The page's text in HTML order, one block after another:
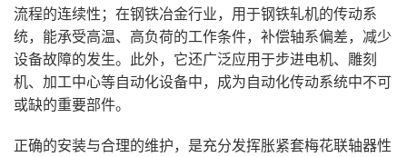
流程的连续性；在钢铁冶金行业，用于钢铁轧机的传动系
统，能承受高温、高负荷的工作条件，补偿轴系偏差，减少
设备故障的发生。此外，它还广泛应用于步进电机、雕刻
机、加工中心等自动化设备中，成为自动化传动系统中不可
或缺的重要部件。
正确的安装与合理的维护，是充分发挥胀紧套梅花联轴器性